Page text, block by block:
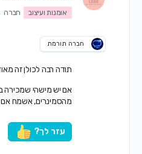
אומנות ועיצוב חברה
חברה תורמת
תודה רבה לכולן זה
אם יש מישהי שמכירה
מהסמינרים, אשמח אם
עזר לך?